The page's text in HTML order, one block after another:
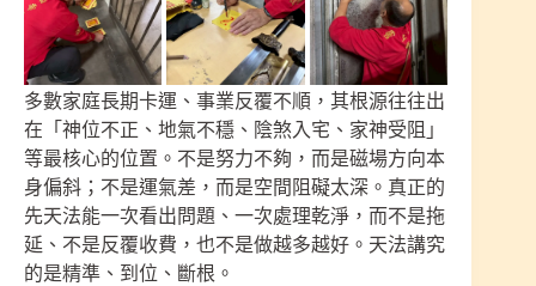
多數家庭長期卡運、事業反覆不順，其根源往往出
在「神位不正、地氣不穩、陰煞入宅、家神受阻」
等最核心的位置。不是努力不夠，而是磁場方向本
身偏斜；不是運氣差，而是空間阻礙太深。真正的
先天法能一次看出問題、一次處理乾淨，而不是拖
延、不是反覆收費，也不是做越多越好。天法講究
的是精準、到位、斷根。